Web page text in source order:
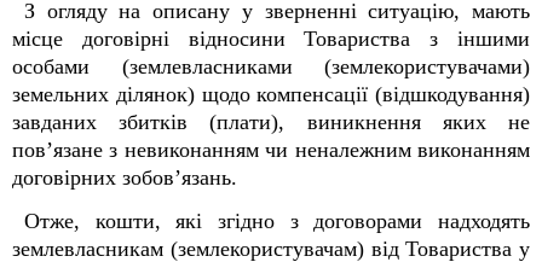
З огляду на описану у зверненні ситуацію, мають
місце договірні відносини Товариства з іншими
особами (землевласниками (землекористувачами)
земельних ділянок) щодо компенсації (відшкодування)
завданих збитків (плати), виникнення яких не
пов’язане з невиконанням чи неналежним виконанням
договірних зобов’язань.
Отже, кошти, які згідно з договорами надходять
землевласникам (землекористувачам) від Товариства у